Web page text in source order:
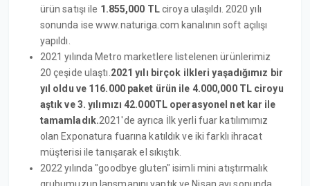
ürün satışı ile 1.855,000 TLciroya ulaşıldı. 2020 yılı
sonunda ise www.naturiga.com kanalının soft açılışı
yapıldı.
2021 yılında Metro marketlere listelenen ürünlerimiz
20 çeşide ulaştı.2021 yılı birçok ilkleri yaşadığımız bir
yıl oldu ve 116.000 paket ürün ile 4.000,000 TL ciroyu
aştık ve 3. yılımızı 42.000TL operasyonel net kar ile
tamamladık.2021'de ayrıca İlk yerli fuar katılımımız
olan Exponatura fuarına katıldık ve iki farklı ihracat
müşterisi ile tanışarak el sıkıştık.
2022 yılında "goodbye gluten" isimli mini atıştırmalık